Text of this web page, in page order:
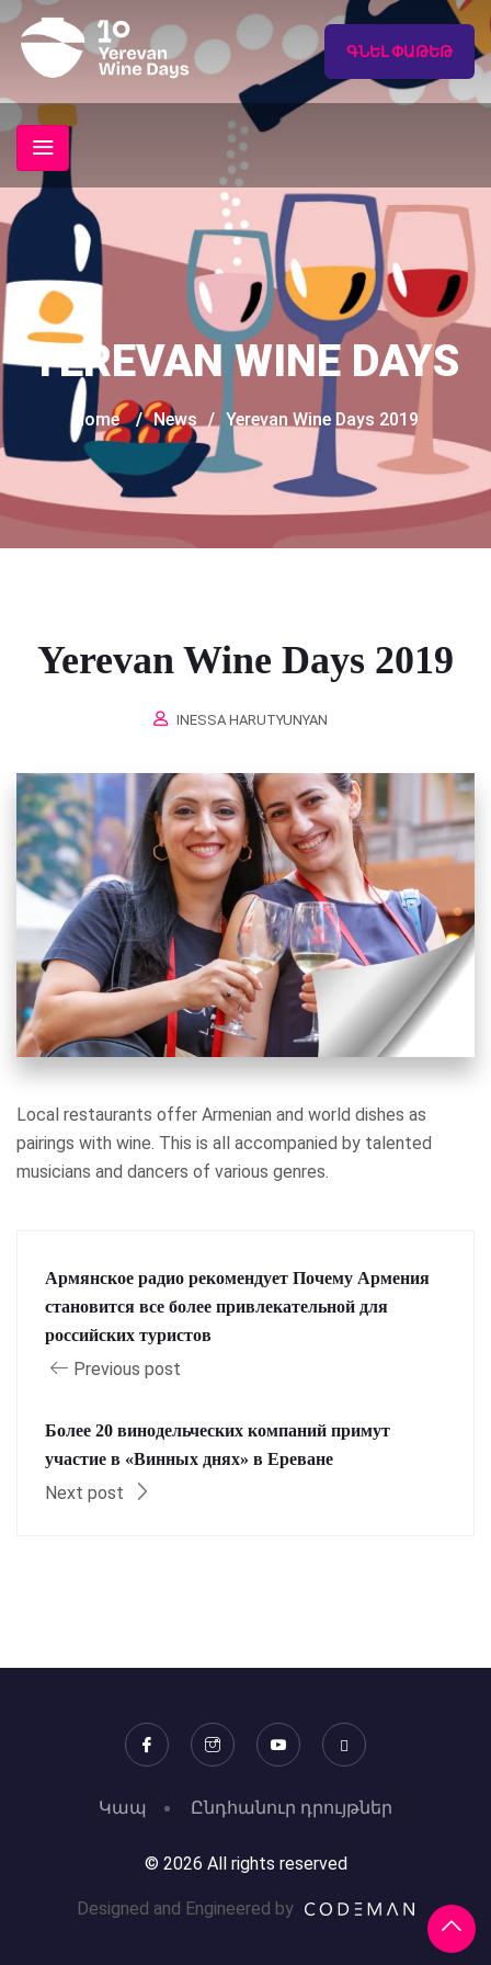
ԳՆԵԼ ՓԱԹԵԹ
YEREVAN WINE DAYS
Home / News / Yerevan Wine Days 2019
Yerevan Wine Days 2019
INESSA HARUTYUNYAN
Local restaurants offer Armenian and world dishes as
pairings with wine. This is all accompanied by talented
musicians and dancers of various genres.
Армянское радио рекомендует Почему Армения
становится все более привлекательной для
российских туристов
Previous post
Более 20 винодельческих компаний примут
участие в «Винных днях» в Ереване
Next post
Կապ Ընդհանուր դրույթներ
© 2026 All rights reserved
Designed and Engineered by